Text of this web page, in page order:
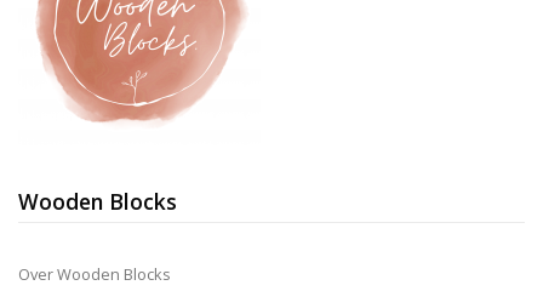
Wooden Blocks
Over Wooden Blocks